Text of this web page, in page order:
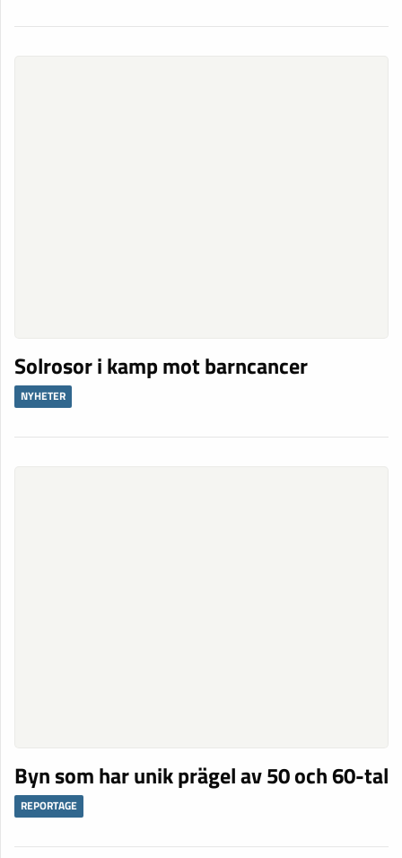
Solrosor i kamp mot barncancer
NYHETER
Byn som har unik prägel av 50 och 60-tal
REPORTAGE